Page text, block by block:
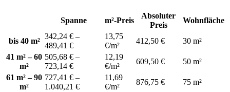
Spanne m²-Preis
Absoluter
Preis
Wohnfläche
bis 40 m²
342,24 € –
489,41 €
13,75
€/m²
412,50 €
30 m²
41 m² – 60
m²
505,68 € –
723,14 €
12,19
€/m²
609,50 €
50 m²
61 m² – 90
m²
727,41 € –
1.040,21 €
11,69
€/m²
876,75 €
75 m²